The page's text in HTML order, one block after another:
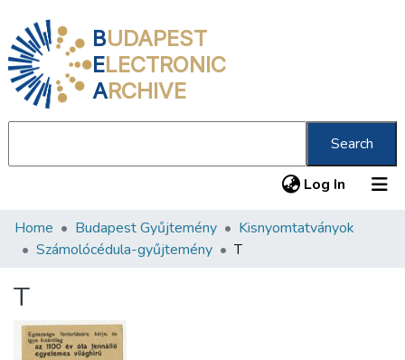
BUDAPEST
ELECTRONIC
ARCHIVE
Search
Log In (current)
Communities & Collections
Statistics
About us
Home Budapest Gyűjtemény
Kisnyomtatványok
Számolócédula-gyűjtemény
T
T